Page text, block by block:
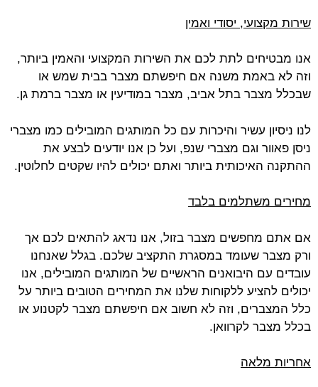
שירות מקצועי, יסודי ואמין
אנו מבטיחים לתת לכם את השירות המקצועי והאמין ביותר,
וזה לא באמת משנה אם חיפשתם מצבר בבית שמש או
שבכלל מצבר בתל אביב, מצבר במודיעין או מצבר ברמת גן.
לנו ניסיון עשיר והיכרות עם כל המותגים המובילים כמו מצברי
ניסן פאוור וגם מצברי שנפ, ועל כן אנו יודעים לבצע את
ההתקנה האיכותית ביותר ואתם יכולים להיו שקטים לחלוטין.
מחירים משתלמים בלבד
אם אתם מחפשים מצבר בזול, אנו נדאג להתאים לכם אך
ורק מצבר שעומד במסגרת התקציב שלכם. בגלל שאנחנו
עובדים עם היבואנים הראשיים של המותגים המובילים, אנו
יכולים להציע ללקוחות שלנו את המחירים הטובים ביותר על
כלל המצברים, וזה לא חשוב אם חיפשתם מצבר לקטנוע או
בכלל מצבר לקרוואן.
אחריות מלאה